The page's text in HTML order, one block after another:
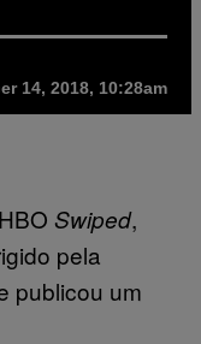
14, 2018, 10:28am
Swiped,
pela
publicou um